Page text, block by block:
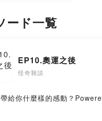
ード一覧
EP10.奧運之後
怪奇雜談
給你什麼樣的感動？